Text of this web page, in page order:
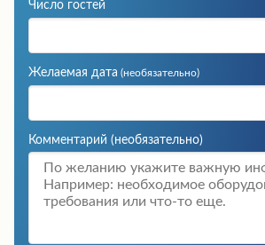
Число гостей
Желаемая дата (необязательно)
Комментарий (необязательно)